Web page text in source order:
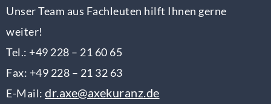
Unser Team aus Fachleuten hilft Ihnen gerne
weiter!
Tel.: +49 228 – 21 60 65
Fax: +49 228 – 21 32 63
E-Mail: dr.axe@axekuranz.de